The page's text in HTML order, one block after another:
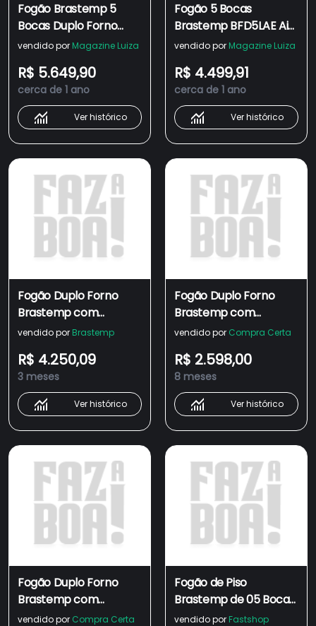
Fogão Brastemp 5
Bocas Duplo Forno
Com Air Fryer BFD5LAE
vendido por Magazine Luiza
R$ 5.649,90
cerca de 1 ano
Ver histórico
Fogão 5 Bocas
Brastemp BFD5LAE Air
Fryer com Duplo forno
vendido por Magazine Luiza
R$ 4.499,91
cerca de 1 ano
Ver histórico
Fogão Duplo Forno
Brastemp com
Tecnologia Air Fryer
vendido por Brastemp
R$ 4.250,09
3 meses
Ver histórico
Fogão Duplo Forno
Brastemp com
Tecnologia Air Fryer
vendido por Compra Certa
R$ 2.598,00
8 meses
Ver histórico
Fogão Duplo Forno
Brastemp com
Tecnologia Air Fryer
vendido por Compra Certa
Fogão de Piso
Brastemp de 05 Bocas
com Duplo Forno e
vendido por Fastshop